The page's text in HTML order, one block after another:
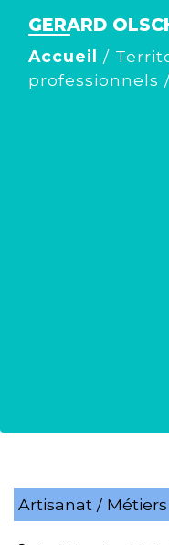
GERARD
Accueil /
professionnels
Artisanat /